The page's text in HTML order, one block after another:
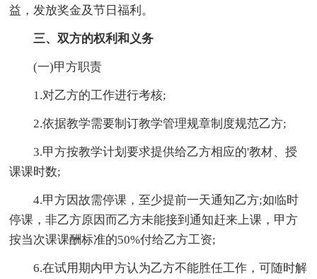
益，发放奖金及节日福利。
三、双方的权利和义务
(一)甲方职责
1.对乙方的工作进行考核;
2.依据教学需要制订教学管理规章制度规范乙方;
3.甲方按教学计划要求提供给乙方相应的'教材、授
课课时数;
4.甲方因故需停课，至少提前一天通知乙方;如临时
停课，非乙方原因而乙方未能接到通知赶来上课，甲方
按当次课课酬标准的50%付给乙方工资;
6.在试用期内甲方认为乙方不能胜任工作，可随时解